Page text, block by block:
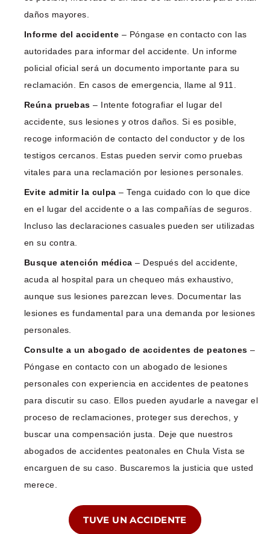
daños mayores.
Informe del accidente – Póngase en contacto con las
autoridades para informar del accidente. Un informe
policial oficial será un documento importante para su
reclamación. En casos de emergencia, llame al 911.
Reúna pruebas – Intente fotografiar el lugar del
accidente, sus lesiones y otros daños. Si es posible,
recoge información de contacto del conductor y de los
testigos cercanos. Estas pueden servir como pruebas
vitales para una reclamación por lesiones personales.
Evite admitir la culpa – Tenga cuidado con lo que dice
en el lugar del accidente o a las compañías de seguros.
Incluso las declaraciones casuales pueden ser utilizadas
en su contra.
Busque atención médica – Después del accidente,
acuda al hospital para un chequeo más exhaustivo,
aunque sus lesiones parezcan leves. Documentar las
lesiones es fundamental para una demanda por lesiones
personales.
Consulte a un abogado de accidentes de peatones –
Póngase en contacto con un abogado de lesiones
personales con experiencia en accidentes de peatones
para discutir su caso. Ellos pueden ayudarle a navegar el
proceso de reclamaciones, proteger sus derechos, y
buscar una compensación justa. Deje que nuestros
abogados de accidentes peatonales en Chula Vista se
encarguen de su caso. Buscaremos la justicia que usted
merece.
TUVE UN ACCIDENTE